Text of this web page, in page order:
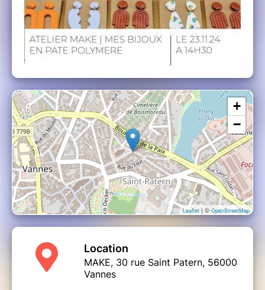
+
−
Leaflet | © OpenStreetMap
Location
MAKE, 30 rue Saint Patern, 56000
Vannes